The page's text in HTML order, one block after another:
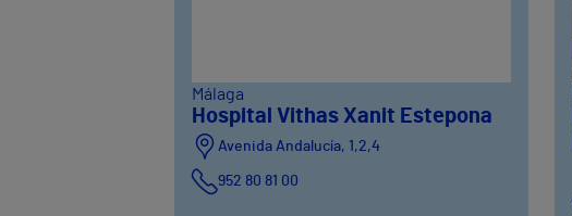
Málaga
Hospital Vithas Xanit Estepona
Avenida Andalucía, 1,2,4
952 80 81 00